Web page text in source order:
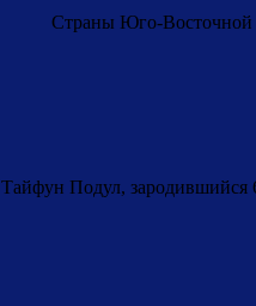
Страны Юго-Восточной
Тайфун Подул, зародившийся